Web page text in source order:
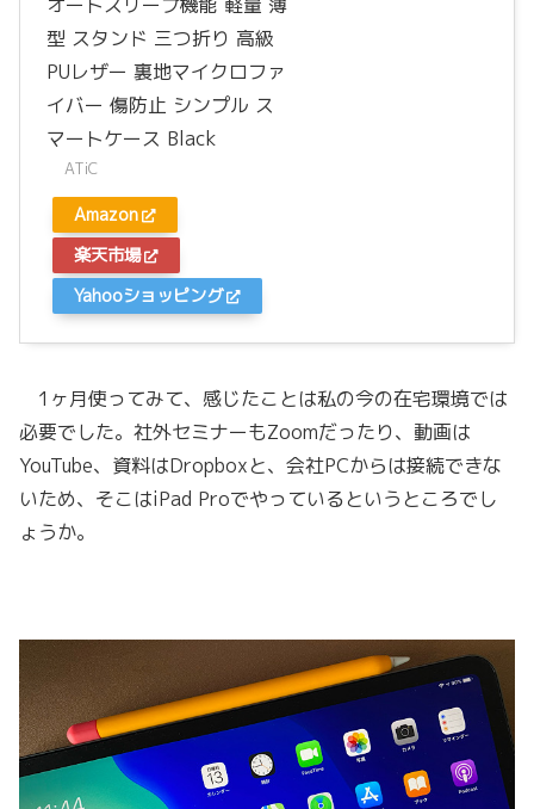
型 スタンド 三つ折り 高級
PUレザー 裏地マイクロファ
イバー 傷防止 シンプル ス
マートケース Black
ATiC
Amazon
楽天市場
Yahooショッピング
1ヶ月使ってみて、感じたことは私の今の在宅環境では
必要でした。社外セミナーもZoomだったり、動画は
YouTube、資料はDropboxと、会社PCからは接続できな
いため、そこはiPad Proでやっているというところでし
ょうか。